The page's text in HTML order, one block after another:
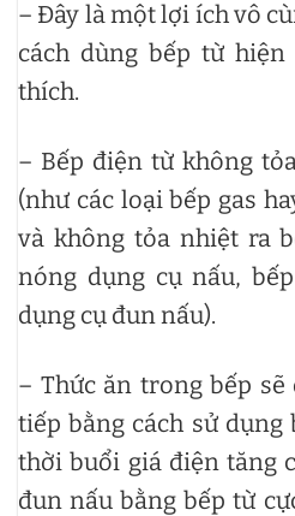
– Đây là một lợi ích vô
cách dùng bếp từ
thích.
– Bếp điện từ không
(như các loại bếp gas
và không tỏa nhiệt ra
nóng dụng cụ nấu,
dụng cụ đun nấu).
– Thức ăn trong bếp
tiếp bằng cách sử dụng
thời buổi giá điện tăng
đun nấu bằng bếp từ